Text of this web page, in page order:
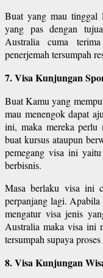
Buat yang mau tinggal
yang pas dengan
Australia cuma
penerjemah tersumpah
7. Visa Kunjungan
Buat Kamu yang
mau menengok dapat
ini, maka mereka perlu
buat kursus ataupun
pemegang visa ini
berbisnis.
Masa berlaku visa ini
perpanjang lagi.
mengatur visa jenis
Australia maka visa ini
tersumpah supaya
8. Visa Kunjungan